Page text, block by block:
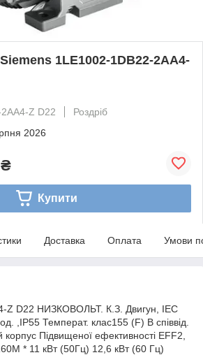
1LE1002-1DB22-2AA4-
Z D22
Роздріб
2026
₴
Купити
Доставка Оплата Умови
Z D22 НИЗКОВОЛЬТ. К.З. Двигун, IEC
,IP55 Температ. клас155 (F) В співвід.
Підвищеної ефективності EFF2,
* 11 кВт (50Гц) 12,6 кВт (60 Гц)